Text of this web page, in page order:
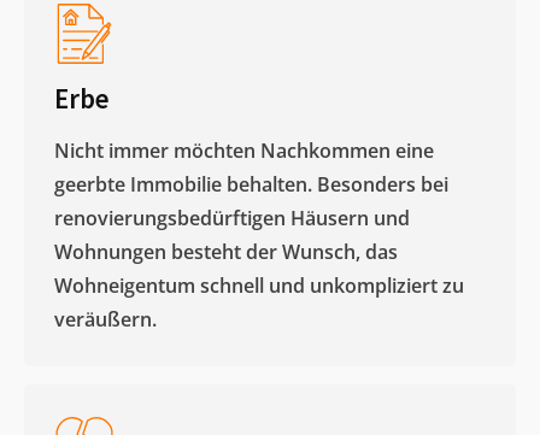
Erbe
Nicht immer möchten Nachkommen eine
geerbte Immobilie behalten. Besonders bei
renovierungsbedürftigen Häusern und
Wohnungen besteht der Wunsch, das
Wohneigentum schnell und unkompliziert zu
veräußern. ​